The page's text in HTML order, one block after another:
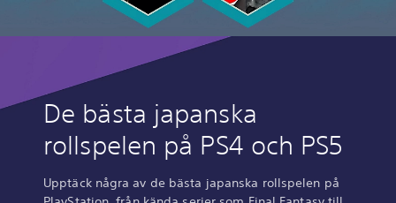
De bästa japanska
rollspelen på PS4 och PS5
Upptäck några av de bästa japanska rollspelen på